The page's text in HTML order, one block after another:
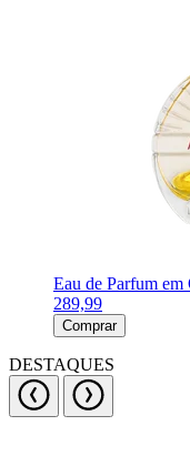
Eau de Parfum
289,99
Comprar
DESTAQUES